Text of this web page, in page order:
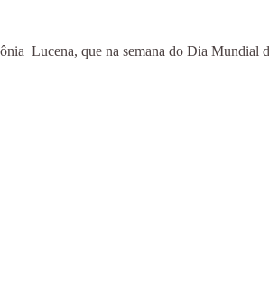
Lucena, que na semana do Dia Mundial